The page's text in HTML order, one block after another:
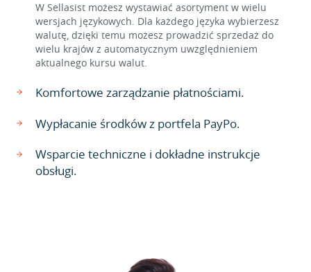
W Sellasist możesz wystawiać asortyment w wielu
wersjach językowych. Dla każdego języka wybierzesz
walutę, dzięki temu możesz prowadzić sprzedaż do
wielu krajów z automatycznym uwzględnieniem
aktualnego kursu walut.
Komfortowe zarządzanie płatnościami.
Wypłacanie środków z portfela PayPo.
Wsparcie techniczne i dokładne instrukcje
obsługi.